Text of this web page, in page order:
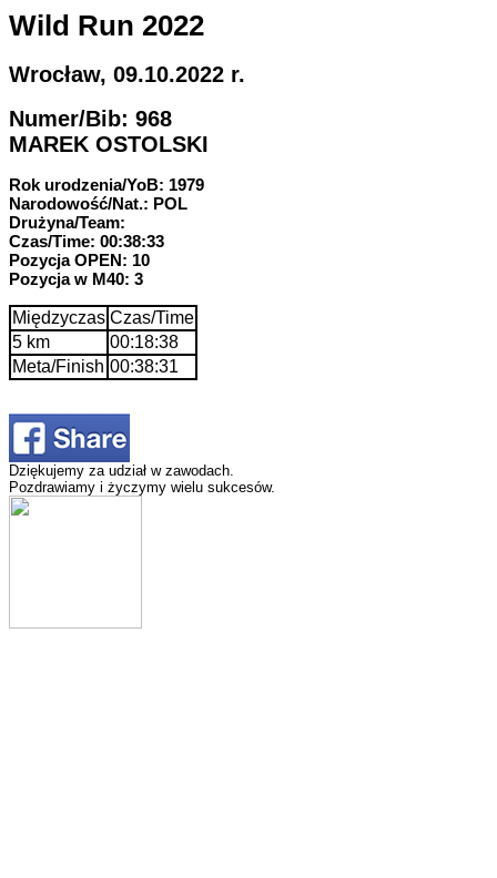
Wild Run 2022
Wrocław, 09.10.2022 r.
Numer/Bib: 968
MAREK OSTOLSKI
Rok urodzenia/YoB: 1979
Narodowość/Nat.: POL
Drużyna/Team:
Czas/Time: 00:38:33
Pozycja OPEN: 10
Pozycja w M40: 3
Międzyczas Czas/Time
5 km
00:18:38
Meta/Finish 00:38:31
Dziękujemy za udział w zawodach.
Pozdrawiamy i życzymy wielu sukcesów.